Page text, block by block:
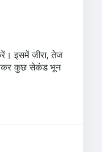
इसमें जीरा, तेज
कुछ सेकंड भून